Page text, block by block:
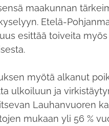
maakunnan
Etelä-
esittää toiveita
myötä alkanut
ulkoiluun ja
Lauhanvuoren
mukaan yli 56 %